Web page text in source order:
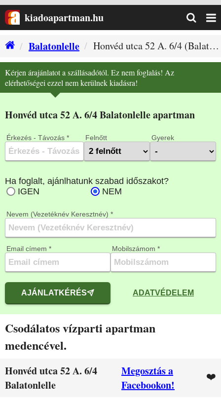
kiadoapartman.hu
Balatonlelle
Honvéd utca 52 A. 6/4 (Balatonlelle szállás)
Kérjen árajánlatot a szállásadótól. Ez nem foglalás! Az
elérhetőségei ezzel nem kerülnek kiadásra!
Honvéd utca 52 A. 6/4 Balatonlelle apartman
Érkezés - Távozás * Felnőtt Gyerek
Nevem (Vezetéknév Keresztnév) *
Email címem * Mobilszámom *
AJÁNLATKÉRÉS ADATVÉDELEM
Csodálatos vízparti apartman
medencével.
Honvéd utca 52 A. 6/4
Balatonlelle
Megosztás a
Facebookon!
❤️